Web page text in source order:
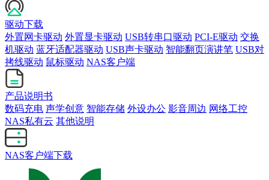
驱动下载
外置网卡驱动 外置显卡驱动 USB转串口驱动 PCI-E驱动 交换
机驱动 蓝牙适配器驱动 USB声卡驱动 智能翻页演讲笔 USB对
拷线驱动 鼠标驱动 NAS客户端
产品说明书
数码充电 声学创意 智能存储 外设办公 影音周边 网络工控
NAS私有云 其他说明
NAS客户端下载